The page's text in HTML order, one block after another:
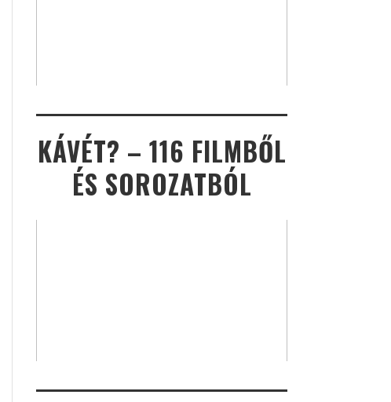
KÁVÉT? – 116 FILMBŐL
ÉS SOROZATBÓL